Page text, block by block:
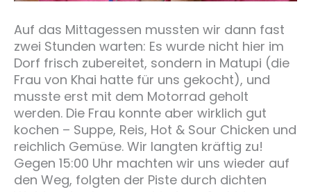
Auf das Mittagessen mussten wir dann fast
zwei Stunden warten: Es wurde nicht hier im
Dorf frisch zubereitet, sondern in Matupi (die
Frau von Khai hatte für uns gekocht), und
musste erst mit dem Motorrad geholt
werden. Die Frau konnte aber wirklich gut
kochen – Suppe, Reis, Hot & Sour Chicken und
reichlich Gemüse. Wir langten kräftig zu!
Gegen 15:00 Uhr machten wir uns wieder auf
den Weg, folgten der Piste durch dichten